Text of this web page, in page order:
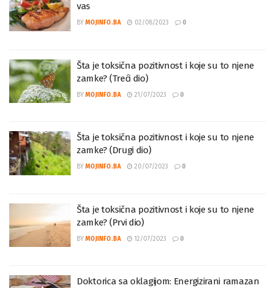
vas
BY MOJINFO.BA 02/08/2023 0
Šta je toksična pozitivnost i koje su to njene
zamke? (Treći dio)
BY MOJINFO.BA 21/07/2023 0
Šta je toksična pozitivnost i koje su to njene
zamke? (Drugi dio)
BY MOJINFO.BA 20/07/2023 0
Šta je toksična pozitivnost i koje su to njene
zamke? (Prvi dio)
BY MOJINFO.BA 12/07/2023 0
Doktorica sa oklagijom: Energizirani ramazan